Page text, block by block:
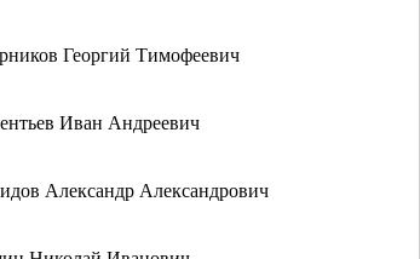
Георгий Тимофеевич
Иван Андреевич
Александр Александрович